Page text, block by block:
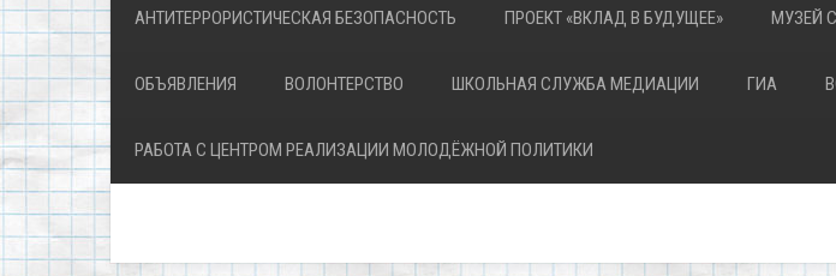
АНТИТЕРРОРИСТИЧЕСКАЯ БЕЗОПАСНОСТЬ ПРОЕКТ «ВКЛАД В БУДУЩЕЕ» МУЗЕЙ
ОБЪЯВЛЕНИЯ ВОЛОНТЕРСТВО ШКОЛЬНАЯ СЛУЖБА МЕДИАЦИИ ГИА
РАБОТА С ЦЕНТРОМ РЕАЛИЗАЦИИ МОЛОДЁЖНОЙ ПОЛИТИКИ